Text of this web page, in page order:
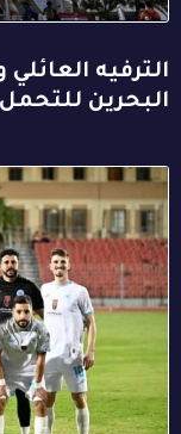
الترفيه
البحرين للتحمل 8 ساعات